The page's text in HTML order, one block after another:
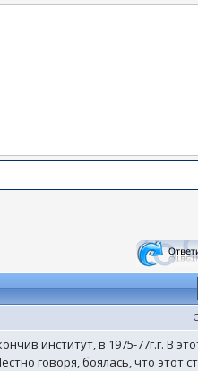
институт, в 1975-77г.г. В
говоря, боялась, что этот